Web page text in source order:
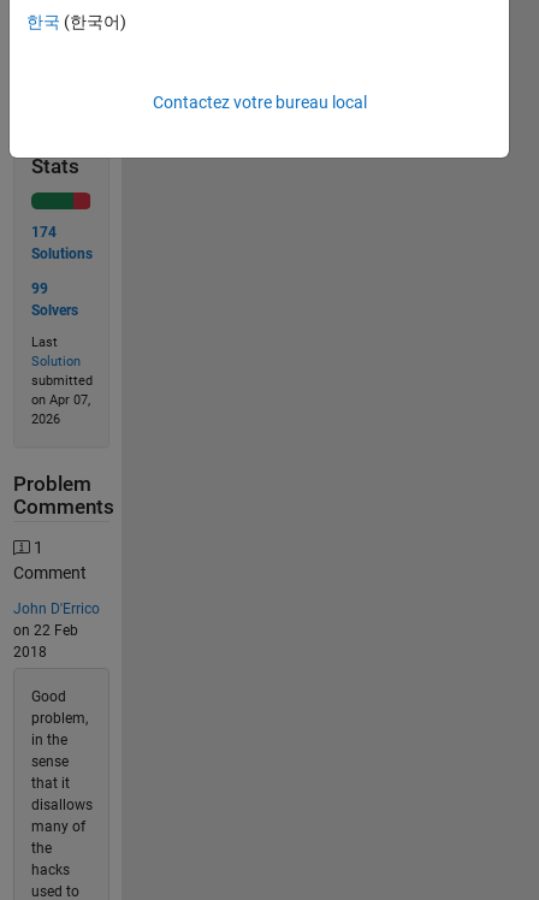
Stats
174
Solutions
99
Solvers
Last
Solution
submitted
on Apr 07,
2026
Problem
Comments
1
Comment
John D'Errico
on 22 Feb
2018
Good
problem,
in the
sense
that it
disallows
many of
the
hacks
used to
한국 (한국어)
Contactez votre bureau local